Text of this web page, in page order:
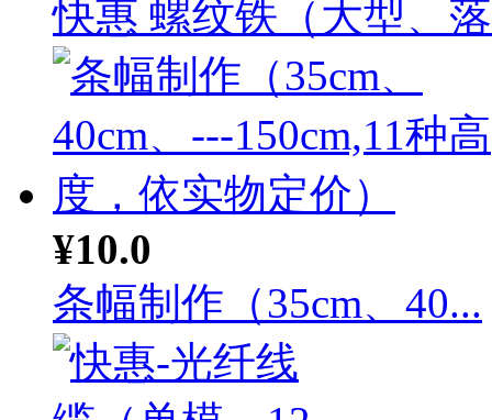
快惠 螺纹铁（大型、
¥10.0
条幅制作（35cm、40...